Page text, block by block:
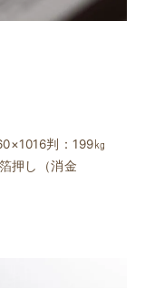
判：199㎏
押し（消金